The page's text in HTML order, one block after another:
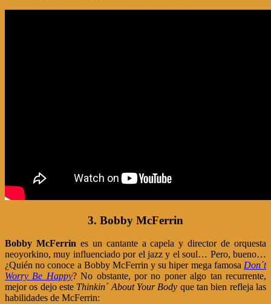
3. Bobby McFerrin
Bobby McFerrin es un cantante a capela y director de orquesta
neoyorkino, muy influenciado por el jazz y el soul… Pero, bueno…
¿Quién no conoce a Bobby McFerrin y su hiper mega famosa Don´t
Worry Be Happy? No obstante, por no poner algo tan recurrente,
mejor os dejo este Thinkin´ About Your Body que tan bien refleja las
habilidades de McFerrin: